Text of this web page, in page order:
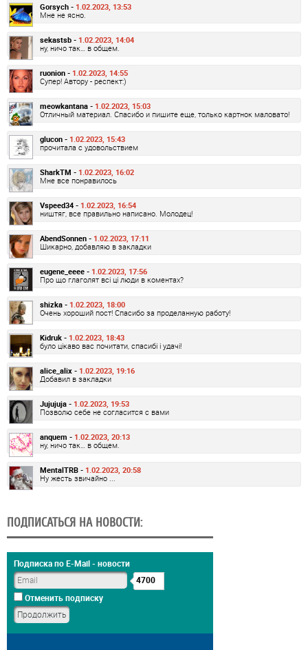
Gorsych - 1.02.2023, 13:53
Мне не ясно.
sekastsb - 1.02.2023, 14:04
ну, ничо так… в общем.
ruonion - 1.02.2023, 14:55
Супер! Автору - респект:)
meowkantana - 1.02.2023, 15:03
Отличный материал. Спасибо и пишите еще, только картнок маловато!
glucon - 1.02.2023, 15:43
прочитала с удовольствием
SharkTM - 1.02.2023, 16:02
Мне все понравилось
Vspeed34 - 1.02.2023, 16:54
ништяг, все правильно написано. Молодец!
AbendSonnen - 1.02.2023, 17:11
Шикарно, добавляю в закладки
eugene_eeee - 1.02.2023, 17:56
Про що глаголят всі ці люди в коментах?
shizka - 1.02.2023, 18:00
Очень хороший пост! Спасибо за проделанную работу!
Kidruk - 1.02.2023, 18:43
було цікаво вас почитати, спасибі і удачі!
alice_alix - 1.02.2023, 19:16
Добавил в закладки
Jujujuja - 1.02.2023, 19:53
Позволю себе не согласится с вами
anquem - 1.02.2023, 20:13
ну, ничо так… в общем.
MentalTRB - 1.02.2023, 20:58
Ну жесть звичайно ...
ПОДПИСАТЬСЯ НА НОВОСТИ:
Подписка по E-Mail - новости
4700
Отменить подписку